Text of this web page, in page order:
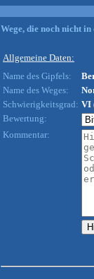
Wege, die noch nicht
Allgemeine Daten:
Name des Gipfels:
Name des Weges:
Schwierigkeitsgrad: VI
Bewertung:
Kommentar: